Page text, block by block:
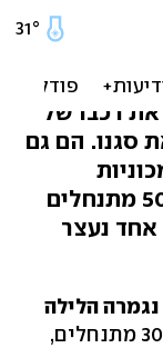
רכבו של
סגנו. הם גם
פלסטיניות. באירוע אחר פרצו כ-50 מתנחלים
אחד נעצר
הלילה
כ-300 מתנחלים,